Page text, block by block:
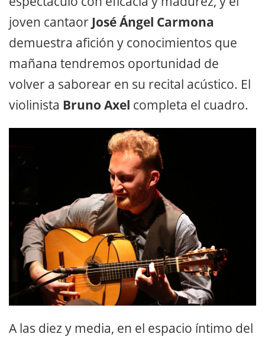
joven cantaor José Ángel Carmona
demuestra afición y conocimientos que
mañana tendremos oportunidad de
volver a saborear en su recital acústico. El
violinista Bruno Axel completa el cuadro.
A las diez y media, en el espacio íntimo del